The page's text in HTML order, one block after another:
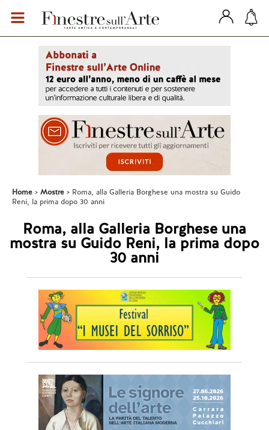
Home Mostre
Roma, alla Galleria Borghese una mostra su Guido
Reni, la prima dopo 30 anni
Roma, alla Galleria Borghese una
mostra su Guido Reni, la prima dopo
30 anni